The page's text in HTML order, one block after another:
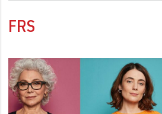
FRS